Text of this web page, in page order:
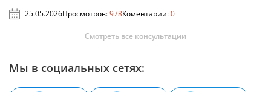
25.05.2026Просмотров:978Коментарии:0
Смотреть все консультации
Мы в социальных сетях: